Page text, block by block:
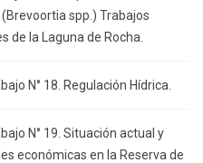
spp.) Trabajos
de la Laguna de Rocha.
N° 18. Regulación Hídrica.
N° 19. Situación actual y
económicas en la Reserva de